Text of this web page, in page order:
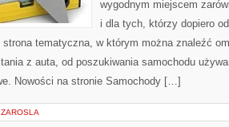
wygodnym miejscem
i dla tych, którzy dopiero
strona tematyczna, w którym można znaleźć
z auta, od poszukiwania samochodu
Nowości na stronie Samochody […]
ZAROSLA